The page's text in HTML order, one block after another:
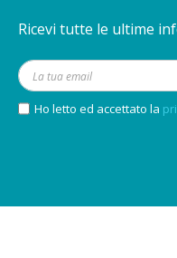
Ricevi tutte le ultime
Ho letto ed accettato la